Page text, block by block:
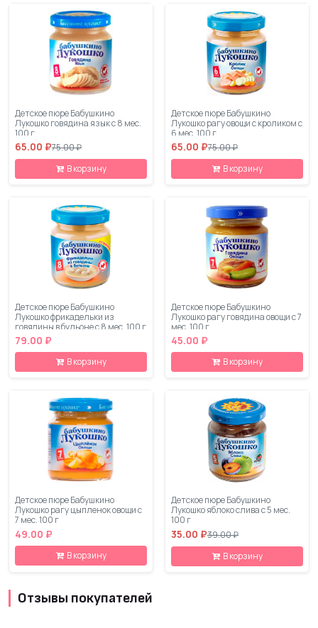
Детское пюре Бабушкино
Лукошко говядина язык с 8 мес.
100 г
65.00 ₽75.00 ₽
В корзину
Детское пюре Бабушкино
Лукошко рагу овощи с кроликом с
6 мес. 100 г
65.00 ₽75.00 ₽
В корзину
Детское пюре Бабушкино
Лукошко фрикадельки из
говядины в бульоне с 8 мес. 100 г
79.00 ₽
В корзину
Детское пюре Бабушкино
Лукошко рагу говядина овощи с 7
мес. 100 г
45.00 ₽
В корзину
Детское пюре Бабушкино
Лукошко рагу цыпленок овощи с
7 мес. 100 г
49.00 ₽
В корзину
Детское пюре Бабушкино
Лукошко яблоко слива с 5 мес.
100 г
35.00 ₽39.00 ₽
В корзину
Отзывы покупателей